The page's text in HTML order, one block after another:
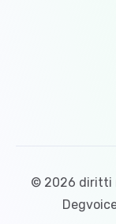
© 2026 diritti